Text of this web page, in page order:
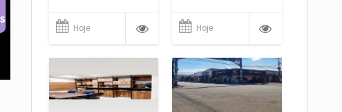
Hoje Hoje